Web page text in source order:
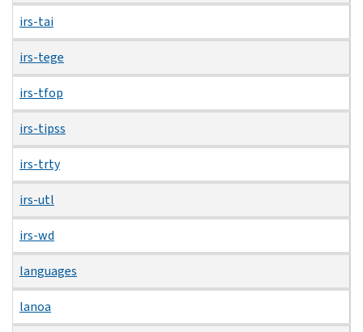
irs-tai
irs-tege
irs-tfop
irs-tipss
irs-trty
irs-utl
irs-wd
languages
lanoa